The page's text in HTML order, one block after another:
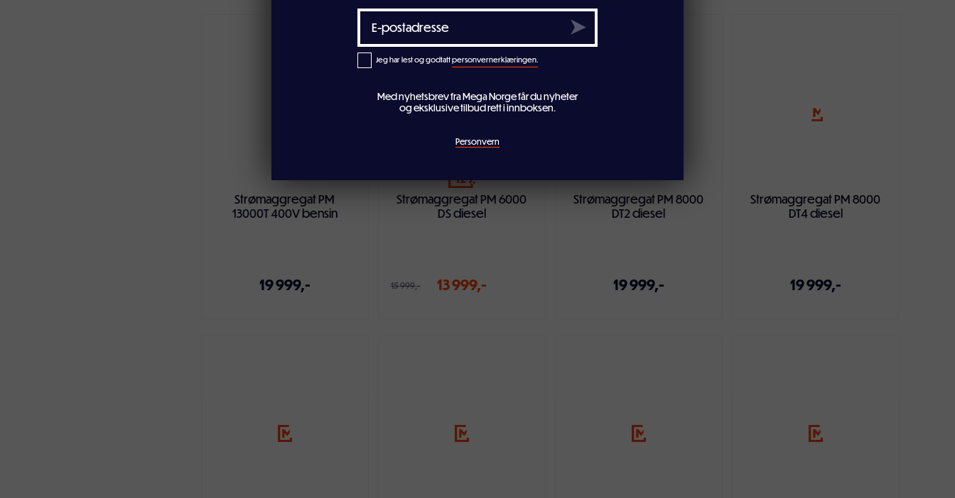
Strømaggregat PM
13000T 400V bensin
19 999,-
12
Strømaggregat PM 6000
DS diesel
15 999,- 13 999,-
Strømaggregat PM 8000
DT2 diesel
19 999,-
Strømaggregat PM 8000
DT4 diesel
19 999,-
Jeg har lest og godtattpersonvernerklæringen.
Med nyhetsbrev fra Mega Norge får du nyheter
og eksklusive tilbud rett i innboksen.
Personvern